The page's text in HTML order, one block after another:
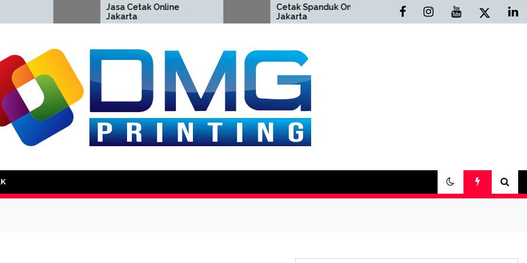
Jasa Cetak Online
Cetak Spanduk Online
Cetak Buku Yasin Online
Printing